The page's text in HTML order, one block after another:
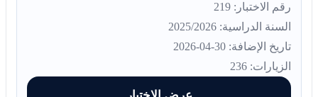
رقم الاختبار: 219
السنة الدراسية: 2025/2026
تاريخ الإضافة: 30-04-2026
الزيارات: 236